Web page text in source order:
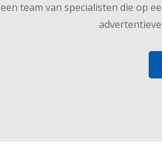
een team van specialisten die op